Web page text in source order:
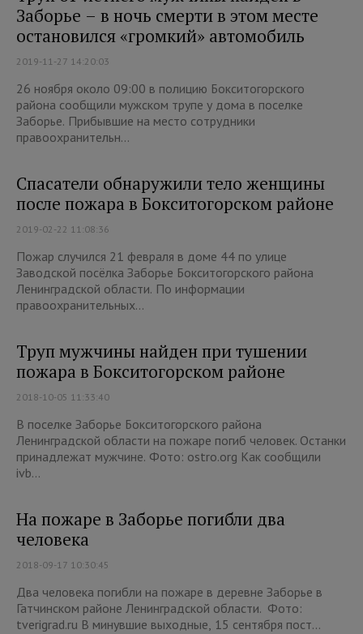
Заборье – в ночь смерти в этом месте
остановился «громкий» автомобиль
2019-11-27 14:20:03
26 ноября около 09:00 в полицию Бокситогорского
района сообщили мужском трупе у дома в поселке
Заборье. Прибывшие на место сотрудники
правоохранительн...
Спасатели обнаружили тело женщины
после пожара в Бокситогорском районе
2019-02-22 11:08:36
Пожар случился 21 февраля в доме 44 по улице
Заводской посёлка Заборье Бокситогорского района
Ленинградской области. По информации
правоохранительных...
Труп мужчины найден при тушении
пожара в Бокситогорском районе
2018-10-05 11:33:40
В поселке Заборье Бокситогорского района
Ленинградской области на пожаре погиб человек. Останки
принадлежат мужчине. Фото: ostro.org Как сообщили
ivb...
На пожаре в Заборье погибли два
человека
2018-09-17 10:30:45
Два человека погибли на пожаре в деревне Заборье в
Гатчинском районе Ленинградской области. Фото:
tverigrad.ru В минувшие выходные, 15 сентября пост...